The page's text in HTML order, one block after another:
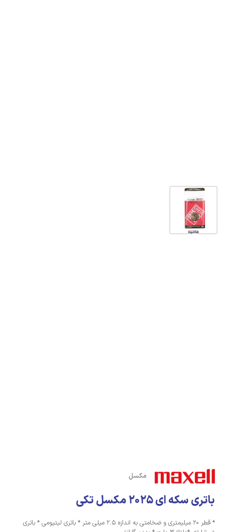
مکسل
باتری سکه ای 2025 مکسل تکی
* قطر 20 میلیمتری و ضخامتی به اندازه 2.5 میلی متر * باتری لیتیومی * باتری